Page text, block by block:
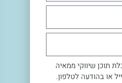
מאיה פולק
מוסמכת.
תוכן שיווקי ממאיה
או בהודעה לטלפון.